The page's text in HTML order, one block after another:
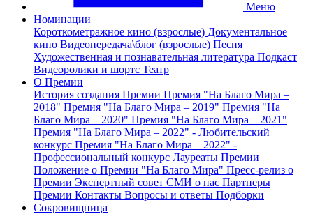
Меню
Номинации
Короткометражное кино (взрослые) Документальное
кино Видеопередача\блог (взрослые) Песня
Художественная и познавательная литература Подкаст
Видеоролики и шортс Театр
О Премии
История создания Премии Премия "На Благо Мира –
2018" Премия "На Благо Мира – 2019" Премия "На
Благо Мира – 2020" Премия "На Благо Мира – 2021"
Премия "На Благо Мира – 2022" - Любительский
конкурс Премия "На Благо Мира – 2022" -
Профессиональный конкурс Лауреаты Премии
Положение о Премии "На Благо Мира" Пресс-релиз о
Премии Экспертный совет СМИ о нас Партнеры
Премии Контакты Вопросы и ответы Подборки
Сокровищница